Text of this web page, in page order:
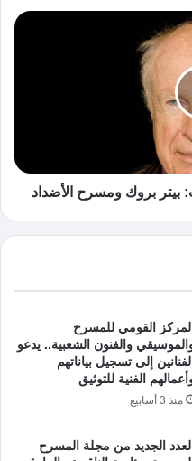
بيتر بروك ومسرح الأضداد
المركز القومي للمسرح
والفنون الشعبية.. يدعو
الفنانين إلى تسجيل بياناتهم
الفنية للتوثيق
منذ 3 أسابيع
العدد الجديد من مجلة المسرح